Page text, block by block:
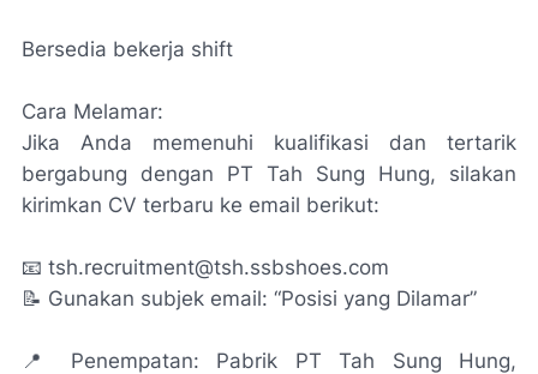
Bersedia bekerja shift
Cara Melamar:
Jika Anda memenuhi kualifikasi dan tertarik
bergabung dengan PT Tah Sung Hung, silakan
kirimkan CV terbaru ke email berikut:
📧 tsh.recruitment@tsh.ssbshoes.com
📝 Gunakan subjek email: “Posisi yang Dilamar”
📍 Penempatan: Pabrik PT Tah Sung Hung,